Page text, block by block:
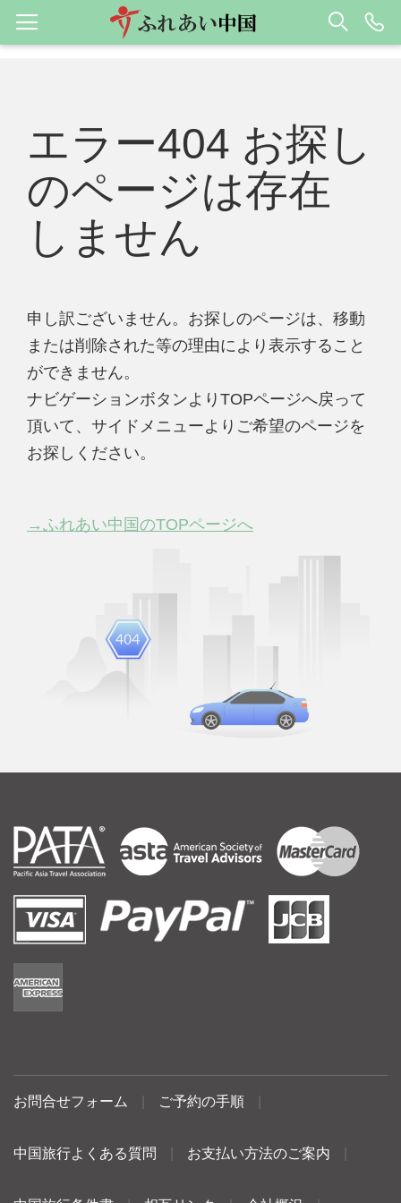
エラー404 お探し
のページは存在
しません
申し訳ございません。お探しのページは、移動
または削除された等の理由により表示すること
ができません。
ナビゲーションボタンよりTOPページへ戻って
頂いて、サイドメニューよりご希望のページを
お探しください。
→ふれあい中国のTOPページへ
お問合せフォーム ご予約の手順
中国旅行よくある質問 お支払い方法のご案内